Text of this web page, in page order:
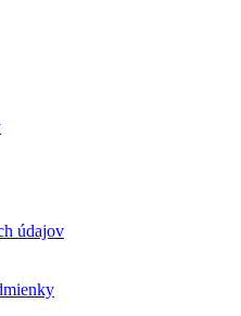
údajov